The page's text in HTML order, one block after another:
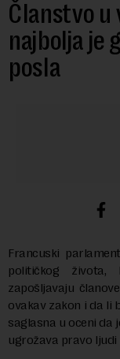
Članstvo
najbolja je
posla
Francuski
političkog
zapošljavaju
ovakav zakon i da li
saglasna u oceni da
ugrožava pravo ljudi